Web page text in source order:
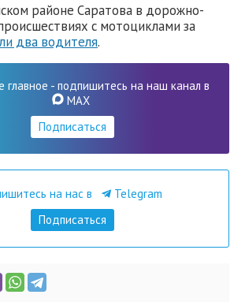
районе Саратова в дорожно-
с мотоциклами за
два водителя.
главное - подпишитесь на наш канал в
MAX
Подписаться
на нас в
Telegram
Подписаться